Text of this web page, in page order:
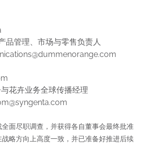
品管理、市场与零售负责人
花卉业务全球传播经理
面尽职调查，并获得各自董事会最终批准
略方向上高度一致，并已准备好推进后续